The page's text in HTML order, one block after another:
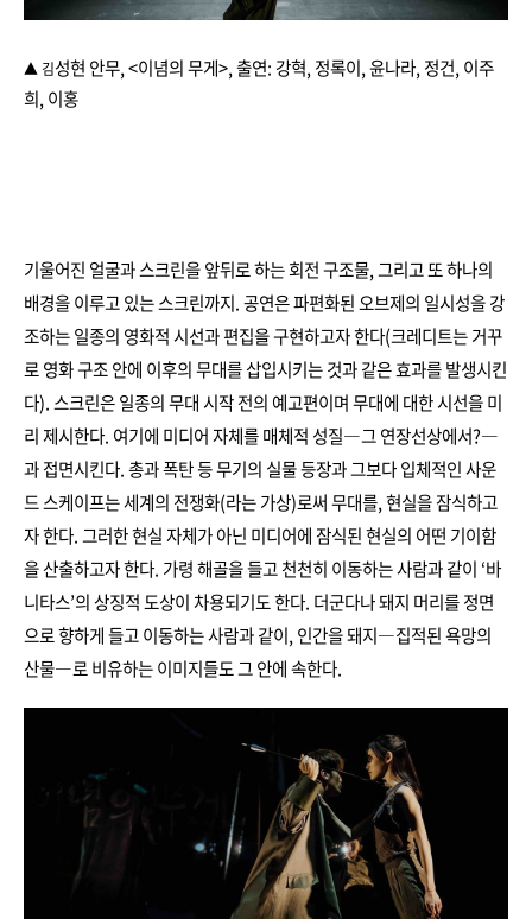
▲ 김성현 안무, <이념의 무게>, 출연: 강혁, 정록이, 윤나라, 정건, 이주
희, 이홍
기울어진 얼굴과 스크린을 앞뒤로 하는 회전 구조물, 그리고 또 하나의
배경을 이루고 있는 스크린까지. 공연은 파편화된 오브제의 일시성을 강
조하는 일종의 영화적 시선과 편집을 구현하고자 한다(크레디트는 거꾸
로 영화 구조 안에 이후의 무대를 삽입시키는 것과 같은 효과를 발생시킨
다). 스크린은 일종의 무대 시작 전의 예고편이며 무대에 대한 시선을 미
리 제시한다. 여기에 미디어 자체를 매체적 성질―그 연장선상에서?―
과 접면시킨다. 총과 폭탄 등 무기의 실물 등장과 그보다 입체적인 사운
드 스케이프는 세계의 전쟁화(라는 가상)로써 무대를, 현실을 잠식하고
자 한다. 그러한 현실 자체가 아닌 미디어에 잠식된 현실의 어떤 기이함
을 산출하고자 한다. 가령 해골을 들고 천천히 이동하는 사람과 같이 ‘바
니타스’의 상징적 도상이 차용되기도 한다. 더군다나 돼지 머리를 정면
으로 향하게 들고 이동하는 사람과 같이, 인간을 돼지―집적된 욕망의
산물―로 비유하는 이미지들도 그 안에 속한다.